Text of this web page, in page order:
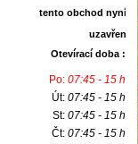
Otevírací doba :
Po:07:45 - 15 h
Út:07:45 - 15 h
St:07:45 - 15 h
Čt:07:45 - 15 h